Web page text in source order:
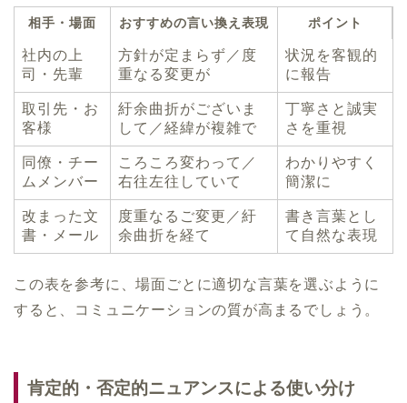
相手・場面 おすすめの言い換え表現 ポイント
社内の上
司・先輩
方針が定まらず／度
重なる変更が
状況を客観的
に報告
取引先・お
客様
紆余曲折がございま
して／経緯が複雑で
丁寧さと誠実
さを重視
同僚・チー
ムメンバー
ころころ変わって／
右往左往していて
わかりやすく
簡潔に
改まった文
書・メール
度重なるご変更／紆
余曲折を経て
書き言葉とし
て自然な表現
この表を参考に、場面ごとに適切な言葉を選ぶように
すると、コミュニケーションの質が高まるでしょう。
肯定的・否定的ニュアンスによる使い分け